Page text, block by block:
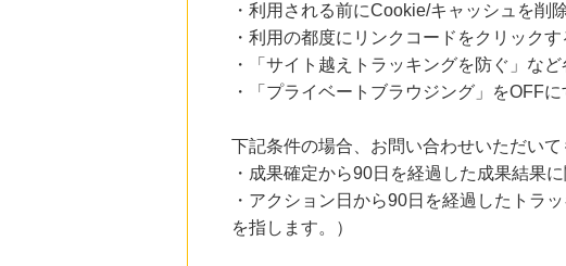
・利用される前にCookie/キャッシュを削
・利用の都度にリンクコードをクリックす
・「サイト越えトラッキングを防ぐ」な
・「プライベートブラウジング」をOFFに
下記条件の場合、お問い合わせいただい
・成果確定から90日を経過した成果結果
・アクション日から90日を経過したトラ
を指します。）